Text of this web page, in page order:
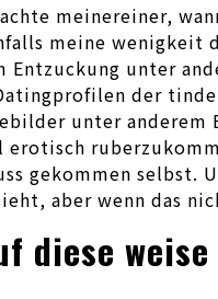
meinereiner,
meine wenigkeit
unter
der
unter
gekommen
aber wenn das
diese